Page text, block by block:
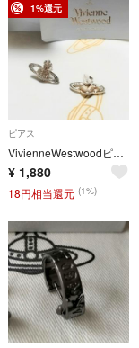
1%還元
ピアス
VivienneWestwoodピアス
¥ 1,880
18円相当還元 (1%)